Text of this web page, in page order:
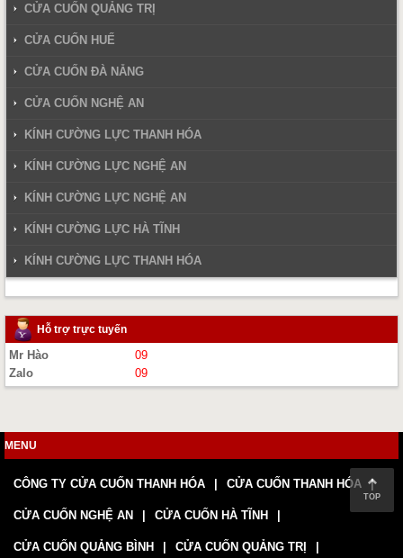
CỬA CUỐN QUẢNG TRỊ
CỬA CUỐN HUẾ
CỬA CUỐN ĐÀ NẴNG
CỬA CUỐN NGHỆ AN
KÍNH CƯỜNG LỰC THANH HÓA
KÍNH CƯỜNG LỰC NGHỆ AN
KÍNH CƯỜNG LỰC NGHỆ AN
KÍNH CƯỜNG LỰC HÀ TĨNH
KÍNH CƯỜNG LỰC THANH HÓA
Hỗ trợ trực tuyến
Mr Hào
09
Zalo
09
MENU
CÔNG TY CỬA CUỐN THANH HÓA CỬA CUỐN THANH HÓA
CỬA CUỐN NGHỆ AN CỬA CUỐN HÀ TĨNH
CỬA CUỐN QUẢNG BÌNH CỬA CUỐN QUẢNG TRỊ
TOP